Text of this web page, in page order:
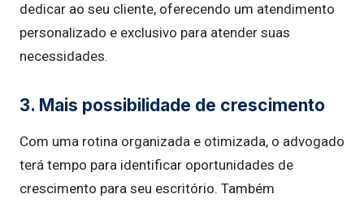
dedicar ao seu cliente, oferecendo um atendimento
personalizado e exclusivo para atender suas
necessidades.
3. Mais possibilidade de crescimento
Com uma rotina organizada e otimizada, o advogado
terá tempo para identificar oportunidades de
crescimento para seu escritório. Também